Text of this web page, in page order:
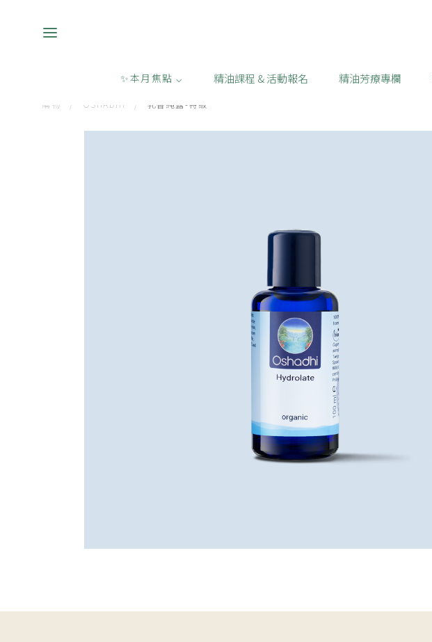
✨本月焦點 ⌵ 精油課程 & 活動報名 精油芳療專欄
購物 / OSHADHI / 乳香純露-特級